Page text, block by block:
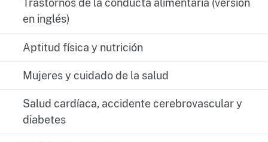
Trastornos de la conducta alimentaria (versión
en inglés)
Aptitud física y nutrición
Mujeres y cuidado de la salud
Salud cardíaca, accidente cerebrovascular y
diabetes